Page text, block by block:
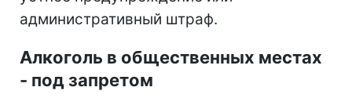
административный штраф.
Алкоголь в общественных местах
- под запретом